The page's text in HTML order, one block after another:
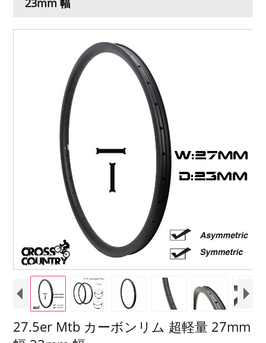
23mm 幅
27.5er Mtb カーボンリム 超軽量 27mm